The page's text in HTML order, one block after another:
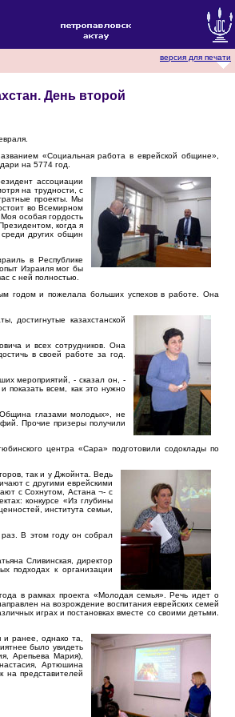
версия для печати
День второй
«Социальная работа в еврейской общине»,
на 5774 год.
ассоциации
на трудности, с
проекты. Мы
во Всемирном
особая гордость
когда я
других общин
в Республике
Израиля мог бы
с ней полностью.
годом и пожелала больших успехов в работе. Она
достигнутые казахстанской
и всех сотрудников. Она
в своей работе за год.
мероприятий, - сказал он, -
показать всем, как это нужно
глазами молодых», не
Прочие призеры получили
центра «Сара» подготовили содоклады по
так и у Джойнта. Ведь
с другими еврейскими
с Сохнутом, Астана ¬- с
конкурсе «Из глубины
института семьи,
В этом году он собрал
Сливинская, директор
подходах к организации
в рамках проекта «Молодая семья». Речь идет о
на возрождение воспитания еврейских семей
играх и постановках вместе со своими детьми.
и ранее, однако та,
было увидеть
Арепьева Мария),
Артюшина
на представителей